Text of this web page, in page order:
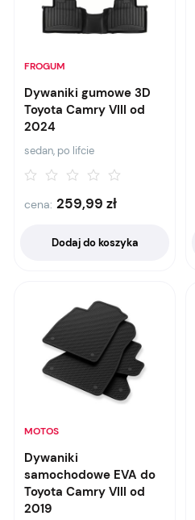
FROGUM
Dywaniki gumowe 3D
Toyota Camry VIII od
2024
sedan, po lifcie
cena: 259,99 zł
Dodaj do koszyka
MOTOS
Dywaniki
samochodowe EVA do
Toyota Camry VIII od
2019